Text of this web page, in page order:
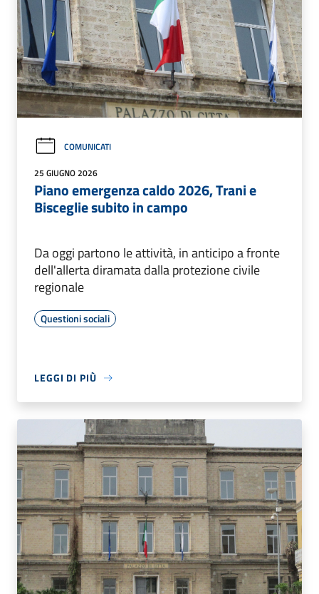
COMUNICATI
25 GIUGNO 2026
Piano emergenza caldo 2026, Trani e
Bisceglie subito in campo
Da oggi partono le attività, in anticipo a fronte
dell'allerta diramata dalla protezione civile
regionale
Questioni sociali
LEGGI DI PIÙ